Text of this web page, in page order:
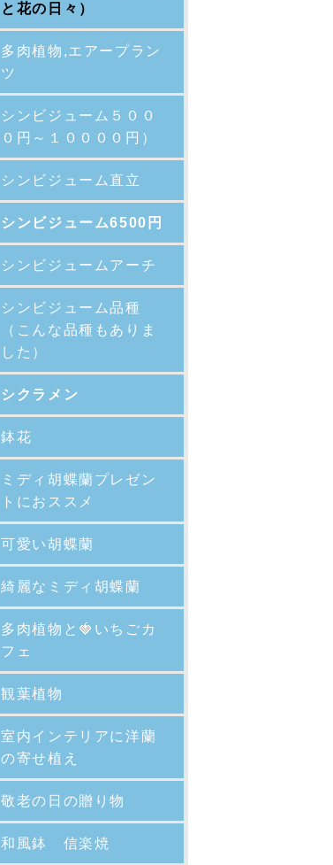
と花の日々）
多肉植物,エアープラン
ツ
シンビジューム５００
０円～１００００円）
シンビジューム直立
シンビジューム6500円
シンビジュームアーチ
シンビジューム品種
（こんな品種もありま
した）
シクラメン
鉢花
ミディ胡蝶蘭プレゼン
トにおススメ
可愛い胡蝶蘭
綺麗なミディ胡蝶蘭
多肉植物と🍓いちごカ
フェ
観葉植物
室内インテリアに洋蘭
の寄せ植え
敬老の日の贈り物
和風鉢 信楽焼